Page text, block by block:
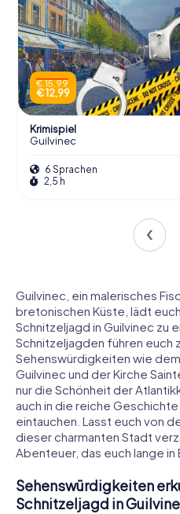
€ 15,99
€ 12,99
Krimispiel
Guilvinec
6 Sprachen
2,5 h
Guilvinec, ein malerisches
bretonischen Küste, lädt
Schnitzeljagd in Guilvinec zu
Schnitzeljagden führen euch
Sehenswürdigkeiten wie
Guilvinec und der Kirche
nur die Schönheit der
auch in die reiche
eintauchen. Lasst euch von
dieser charmanten Stadt
Abenteuer, das euch lange in
Sehenswürdigkeiten
Schnitzeljagd in